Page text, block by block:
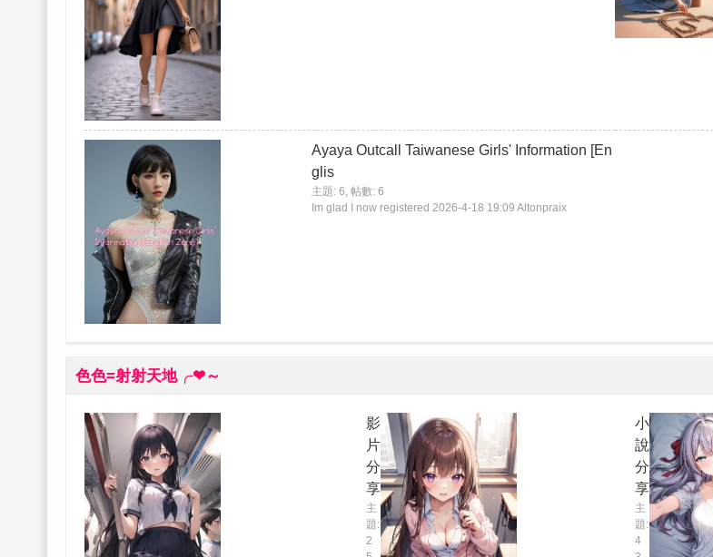
Ayaya Outcall Taiwanese Girls' Information [En
glis
主題: 6, 帖數: 6
Im glad I now registered 2026-4-18 19:09 Altonpraix
色色=射射天地╭❤～
影
片
分
享
主
題:
2
小
說
分
享
主
題:
4